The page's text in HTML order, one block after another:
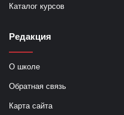
Каталог курсов
Редакция
О школе
Обратная связь
Карта сайта